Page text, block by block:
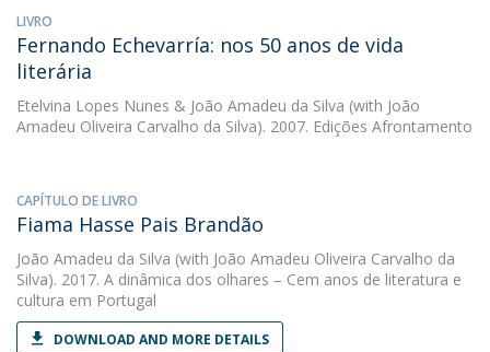
LIVRO
Fernando Echevarría: nos 50 anos de vida
literária
Etelvina Lopes Nunes & João Amadeu da Silva (with João
Amadeu Oliveira Carvalho da Silva). 2007. Edições Afrontamento
CAPÍTULO DE LIVRO
Fiama Hasse Pais Brandão
João Amadeu da Silva (with João Amadeu Oliveira Carvalho da
Silva). 2017. A dinâmica dos olhares – Cem anos de literatura e
cultura em Portugal
DOWNLOAD AND MORE DETAILS